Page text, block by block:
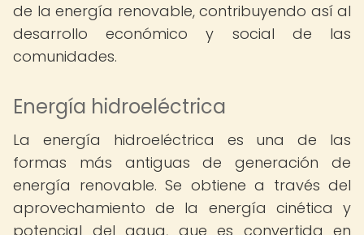
de la energía renovable, contribuyendo así al
desarrollo económico y social de las
comunidades.
Energía hidroeléctrica
La energía hidroeléctrica es una de las
formas más antiguas de generación de
energía renovable. Se obtiene a través del
aprovechamiento de la energía cinética y
potencial del agua, que es convertida en